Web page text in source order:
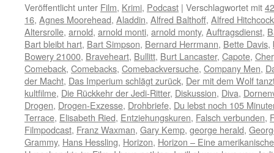
Veröffentlicht unter Film, Krimi, Podcast | Verschlagwortet mit
16, Agnes Moorehead, Aladdin, Alfred Balthoff, Alfred Hitchcock
Altersrolle, arnold, arnold monti, arnold monty, Auftragsdienst,
Bart bleibt hart, Bart Simpson, Bernard Herrmann, Bette Davis,
Bowery 21000, Braveheart, Bullitt, Burt Lancaster, Capote, Cher
Comeback, Comebacks, Comebackversuche, Company Men,
der Macht, Das Imperium schlägt zurück, Der mit dem Wolf
kultfilme, Die Rückkehr der Jedi-Ritter, Diskussion, Diva,
Drogen, Drogen-Exzesse, Drohbriefe, Du lebst noch 105
Terrace, Elisabeth Ried, Entziehungskuren, Falsch verbunden,
Filmpodcast, Franz Waxman, Gary Kemp, george herald,
Grammy, Hans Hessling, Horizon, Horizon – Eine